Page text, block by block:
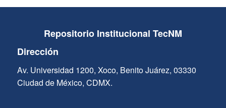
Repositorio Institucional TecNM
Dirección
Av. Universidad 1200, Xoco, Benito Juárez, 03330
Ciudad de México, CDMX.